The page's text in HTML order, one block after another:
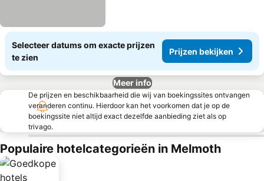
Selecteer datums om exacte prijzen
te zien
Prijzen bekijken
Meer info
De prijzen en beschikbaarheid die wij van boekingssites ontvangen
veranderen continu. Hierdoor kan het voorkomen dat je op de
boekingssite niet altijd exact dezelfde aanbieding ziet als op
trivago.
Populaire hotelcategorieën in Melmoth